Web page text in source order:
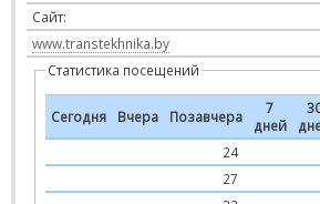
Сайт:
www.transtekhnika.by
Статистика посещений
Сегодня Вчера Позавчера
7
дней
24
27